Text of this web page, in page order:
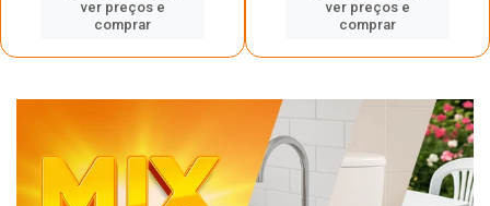
ver preços e
comprar
ver preços e
comprar